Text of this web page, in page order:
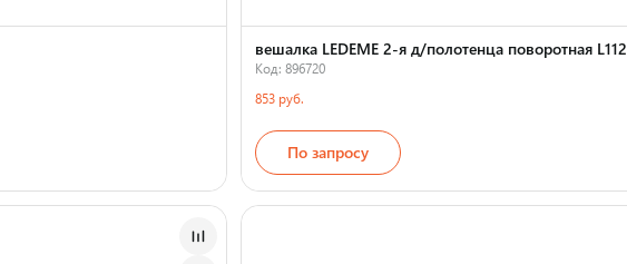
вешалка LEDEME 2-я д/полотенца поворотная L112
Код: 896720
853 руб.
По запросу